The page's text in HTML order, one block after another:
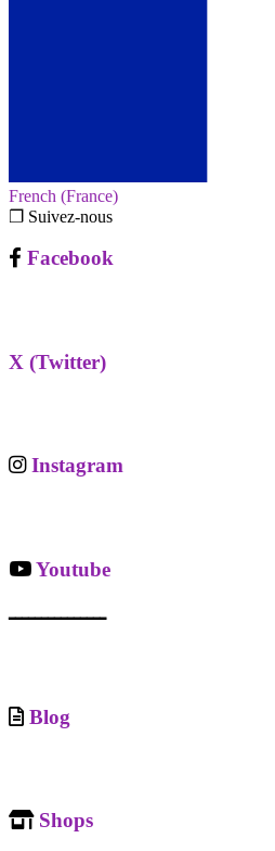
French (France)‎
❐ Suivez-nous
Facebook
X (Twitter)
Instagram
Youtube
ـــــــــــــــ
Blog
Shops